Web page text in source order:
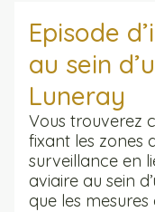
Episode
au sein
Luneray
Vous trouverez
fixant les zones
surveillance en
aviaire au sein
que les mesures